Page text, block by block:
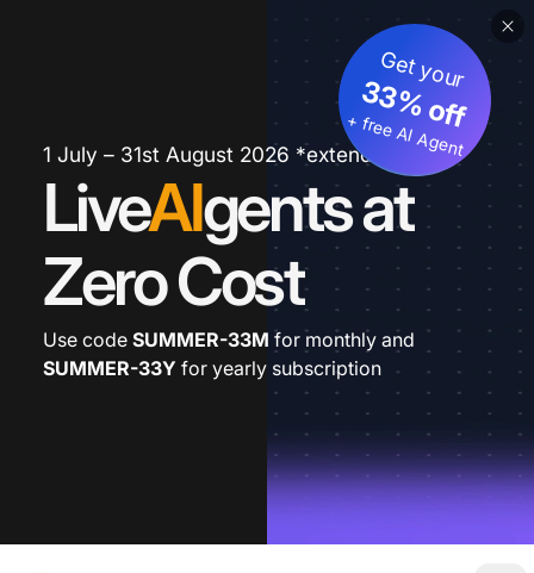
1 July – 31st August 2026 *extended
LiveAIgents at
Zero Cost
Get your
33% off
+ free AI Agent
Use code SUMMER-33M for monthly and
SUMMER-33Y for yearly subscription